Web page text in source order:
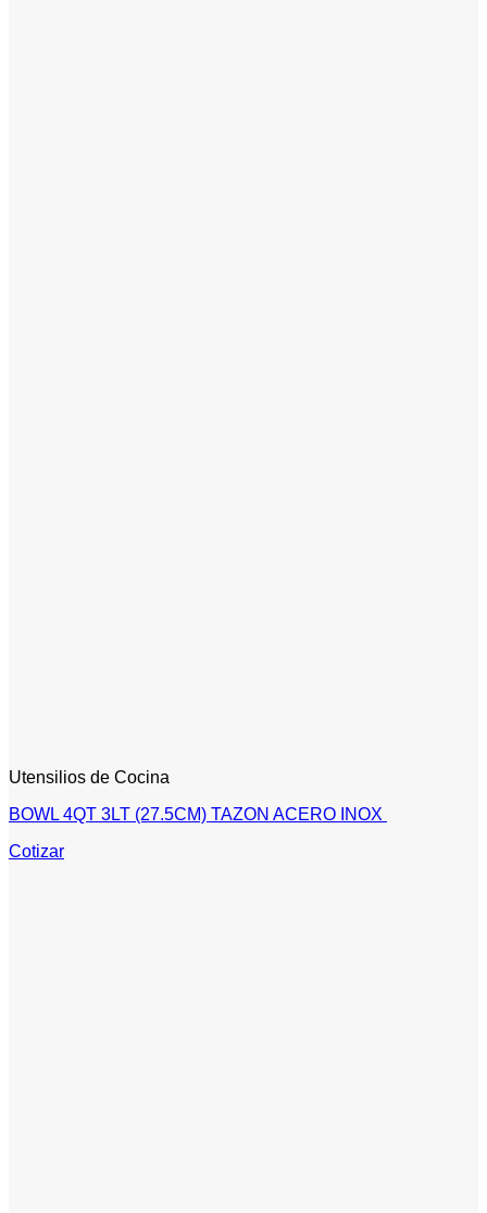
Utensilios de Cocina
BOWL 4QT 3LT (27.5CM) TAZON ACERO INOX
Cotizar